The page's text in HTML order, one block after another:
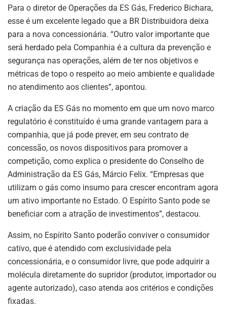
Para o diretor de Operações da ES Gás, Frederico Bichara,
esse é um excelente legado que a BR Distribuidora deixa
para a nova concessionária. “Outro valor importante que
será herdado pela Companhia é a cultura da prevenção e
segurança nas operações, além de ter nos objetivos e
métricas de topo o respeito ao meio ambiente e qualidade
no atendimento aos clientes”, apontou.
A criação da ES Gás no momento em que um novo marco
regulatório é constituído é uma grande vantagem para a
companhia, que já pode prever, em seu contrato de
concessão, os novos dispositivos para promover a
competição, como explica o presidente do Conselho de
Administração da ES Gás, Márcio Felix. “Empresas que
utilizam o gás como insumo para crescer encontram agora
um ativo importante no Estado. O Espírito Santo pode se
beneficiar com a atração de investimentos”, destacou.
Assim, no Espírito Santo poderão conviver o consumidor
cativo, que é atendido com exclusividade pela
concessionária, e o consumidor livre, que pode adquirir a
molécula diretamente do supridor (produtor, importador ou
agente autorizado), caso atenda aos critérios e condições
fixadas.